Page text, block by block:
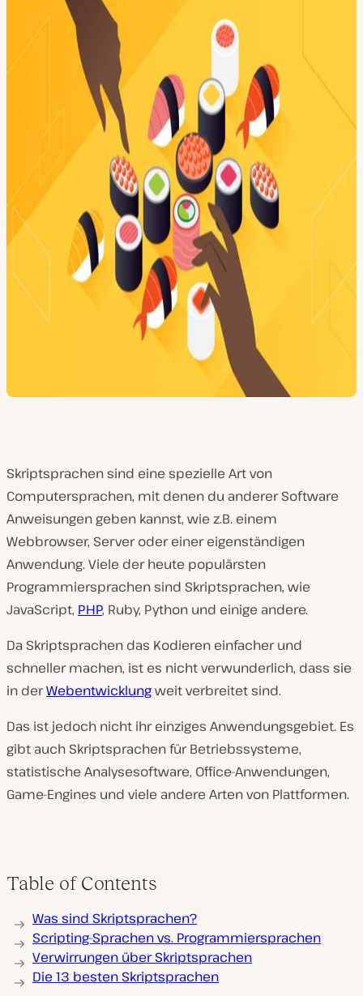
Skriptsprachen sind eine spezielle Art von
Computersprachen, mit denen du anderer Software
Anweisungen geben kannst, wie z.B. einem
Webbrowser, Server oder einer eigenständigen
Anwendung. Viele der heute populärsten
Programmiersprachen sind Skriptsprachen, wie
JavaScript, PHP, Ruby, Python und einige andere.
Da Skriptsprachen das Kodieren einfacher und
schneller machen, ist es nicht verwunderlich, dass sie
in derWebentwicklungweit verbreitet sind.
Das ist jedoch nicht ihr einziges Anwendungsgebiet. Es
gibt auch Skriptsprachen für Betriebssysteme,
statistische Analysesoftware, Office-Anwendungen,
Game-Engines und viele andere Arten von Plattformen.
Table of Contents
Was sind Skriptsprachen?
Scripting-Sprachen vs. Programmiersprachen
Verwirrungen über Skriptsprachen
Die 13 besten Skriptsprachen